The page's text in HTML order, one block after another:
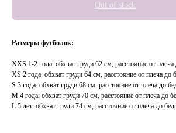
Out of stock
Размеры футболок:
XXS 1-2 года: обхват груди 62 см, расстояние от
XS 2 года: обхват груди 64 см, расстояние от плеча до
S 3 года: обхват груди 68 см, расстояние от плеча до
M 4 года: обхват груди 70 см, расстояние от плеча до
L 5 лет: обхват груди 74 см, расстояние от плеча до